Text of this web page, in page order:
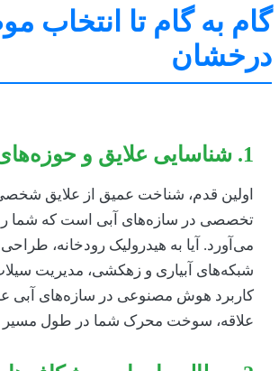
به گام تا انتخاب
قدم، شناخت عمیق از علایق شخصی و
در سازه‌های آبی است که شما را به
آیا به هیدرولیک رودخانه، طراحی
آبیاری و زهکشی، مدیریت سیلاب، یا
هوش مصنوعی در سازه‌های آبی علاقه
سوخت محرک شما در طول مسیر